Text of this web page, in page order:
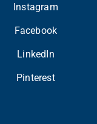
Instagram
Facebook
LinkedIn
Pinterest